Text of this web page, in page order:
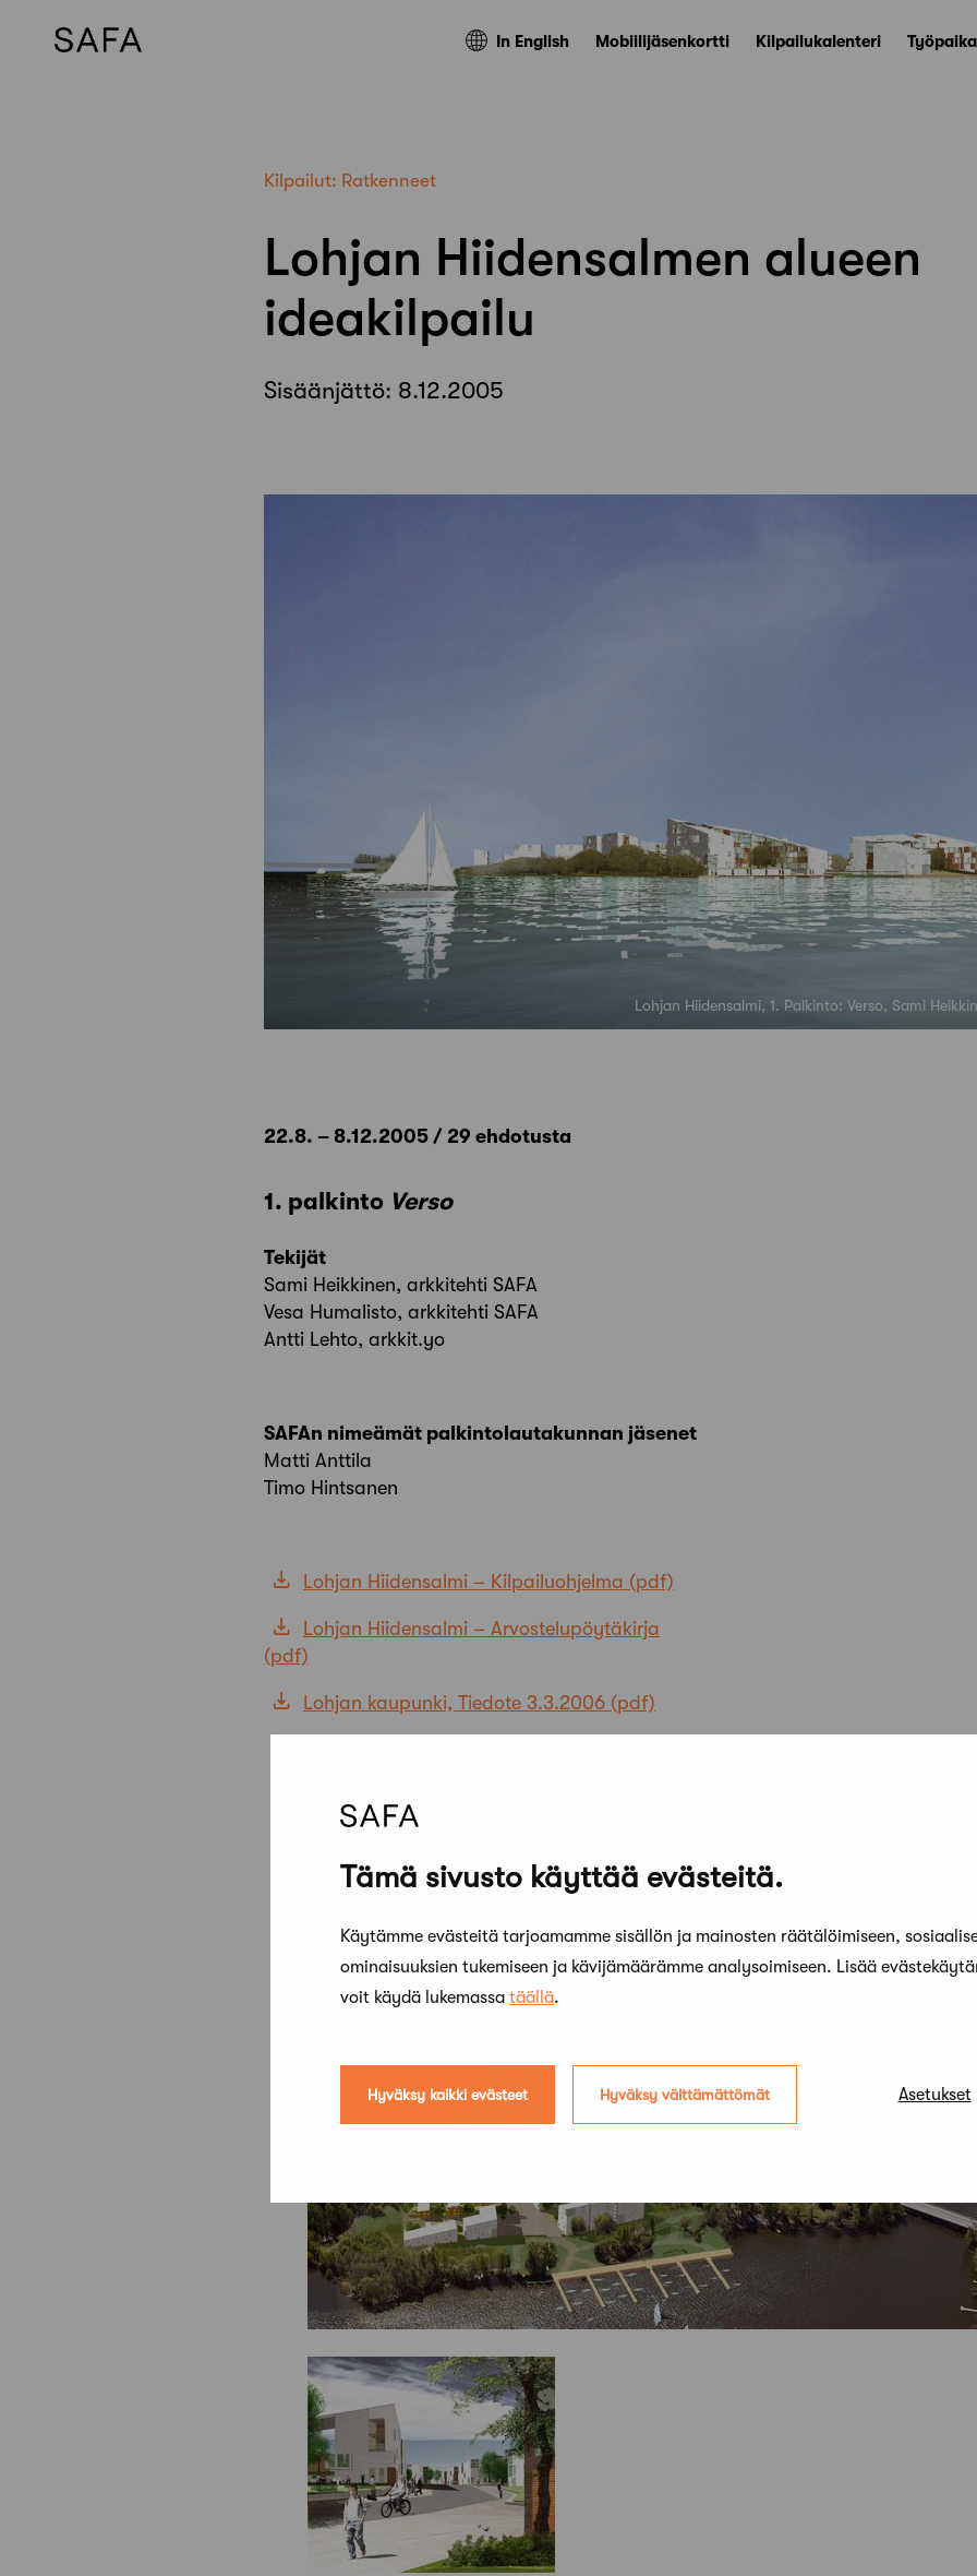
Tämä sivusto käyttää evästeitä.
Käytämme evästeitä tarjoamamme sisällön ja mainosten räätälöimiseen,
ominaisuuksien tukemiseen ja kävijämäärämme analysoimiseen. Lisää
voit käydä lukemassa täällä.
Hyväksy kaikki evästeet Hyväksy välttämättömät Asetukset
In English Mobiilijäsenkortti Kilpailukalenteri
Kilpailut: Ratkenneet
Lohjan Hiidensalmen alueen
ideakilpailu
Sisäänjättö: 8.12.2005
Lohjan Hiidensalmi, 1. Palkinto: Verso, Sami
22.8. – 8.12.2005 / 29 ehdotusta
1. palkinto Verso
Tekijät
Sami Heikkinen, arkkitehti SAFA
Vesa Humalisto, arkkitehti SAFA
Antti Lehto, arkkit.yo
SAFAn nimeämät palkintolautakunnan jäsenet
Matti Anttila
Timo Hintsanen
Lohjan Hiidensalmi – Kilpailuohjelma
Lohjan Hiidensalmi – Arvostelupöytäkirja
Lohjan kaupunki, Tiedote 3.3.2006